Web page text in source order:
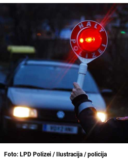
Foto: LPD Polizei / Ilustracija / policija